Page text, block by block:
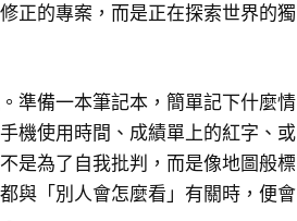
正的專案，而是正在探索世界的獨
準備一本筆記本，簡單記下什麼情
機使用時間、成績單上的紅字、或
是為了自我批判，而是像地圖般標
與「別人會怎麼看」有關時，便會